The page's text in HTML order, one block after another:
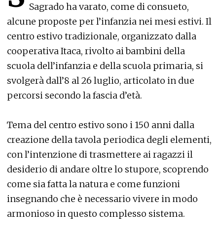
Sagrado ha varato, come di consueto,
alcune proposte per l’infanzia nei mesi estivi. Il
centro estivo tradizionale, organizzato dalla
cooperativa Itaca, rivolto ai bambini della
scuola dell’infanzia e della scuola primaria, si
svolgerà dall’8 al 26 luglio, articolato in due
percorsi secondo la fascia d’età.
Tema del centro estivo sono i 150 anni dalla
creazione della tavola periodica degli elementi,
con l’intenzione di trasmettere ai ragazzi il
desiderio di andare oltre lo stupore, scoprendo
come sia fatta la natura e come funzioni
insegnando che è necessario vivere in modo
armonioso in questo complesso sistema.